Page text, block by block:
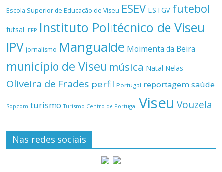
Escola Superior de Educação de Viseu ESEV ESTGV futebol
futsal IEFP Instituto Politécnico de Viseu
IPV jornalismo Mangualde Moimenta da Beira
município de Viseu música Natal Nelas
Oliveira de Frades perfil Portugal reportagemsaúde
Sopcom turismo Turismo Centro de Portugal Viseu Vouzela
Nas redes sociais